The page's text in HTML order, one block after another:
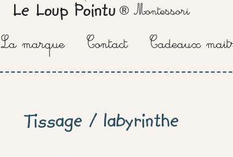
Le Loup Pointu ® Montessori
La marque Contact Cadeaux
Tissage / labyrinthe